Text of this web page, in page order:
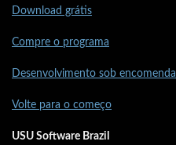
Download grátis
Compre o programa
Desenvolvimento sob encomenda
Volte para o começo
USU Software Brazil